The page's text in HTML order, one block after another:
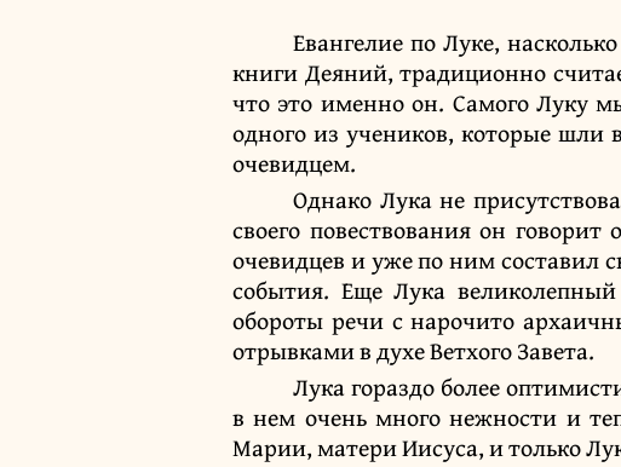
Евангелие по Луке,
книги Деяний, традиционно
что это именно он. Самого Луку
одного из учеников, которые шли
очевидцем.
Однако Лука не
своего повествования он
очевидцев и уже по ним составил
события. Еще Лука
обороты речи с нарочито
отрывками в духе Ветхого Завета.
Лука гораздо более
в нем очень много нежности и
Марии, матери Иисуса, и только